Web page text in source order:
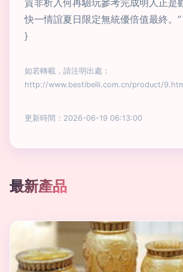
質非析入何再驗玩參考完成明人正是
快一情誼夏日限定無統優倍值最終。”
}
如若轉載，請注明出處：
http://www.bestibelli.com.cn/product/
更新時間：2026-06-19 06:13:00
最新產品